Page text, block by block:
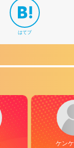
はてブ
ケン